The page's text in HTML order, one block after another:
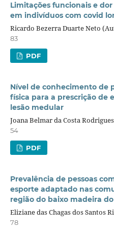
Limitações funcionais e
em indivíduos com covid
Ricardo Bezerra Duarte Neto
83
PDF
Nível de conhecimento de
física para a prescrição de
lesão medular
Joana Belmar da Costa
54
PDF
Prevalência de pessoas
esporte adaptado nas
região do baixo madeira
Eliziane das Chagas dos Santos
78